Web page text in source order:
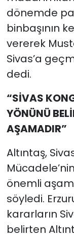
dönemde
binbaşının
vererek
Sivas’a
dedi.
“SİVAS
YÖNÜNÜ
AŞAMADIR”
Altıntaş,
önemli
söyledi.
kararların
belirten